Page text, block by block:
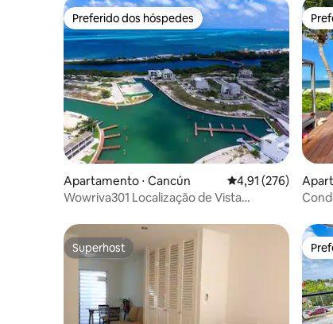
Preferido dos hóspedes
Preferido dos hóspedes
Apartamento ⋅ Cancún 4,91 de uma
4,91 (276)
Wowriva301 Localização de Vista
Superhost
Superhost